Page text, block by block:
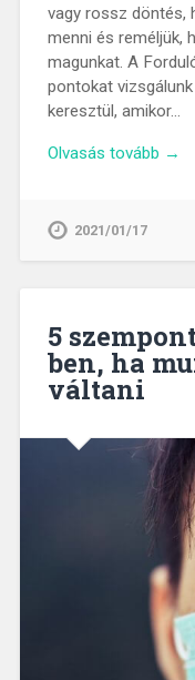
vagy rossz döntés,
menni és reméljük,
magunkat. A
pontokat
keresztül, amikor…
Olvasás tovább →
2021/01/17
5
ben, ha
váltani